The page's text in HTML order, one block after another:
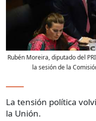
Rubén Moreira, diputado del
la sesión de la
La tensión política
la Unión.